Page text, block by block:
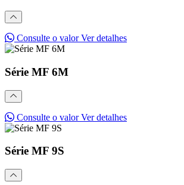
Consulte o valorVer detalhes
Série MF 6M
Consulte o valorVer detalhes
Série MF 9S